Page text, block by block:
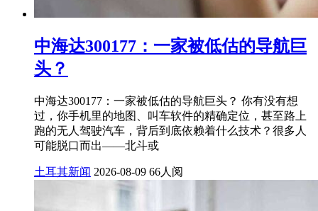
中海达300177：一家被低估的导航巨
头？
中海达300177：一家被低估的导航巨头？ 你有没有想
过，你手机里的地图、叫车软件的精确定位，甚至路上
跑的无人驾驶汽车，背后到底依赖着什么技术？很多人
可能脱口而出——北斗或
土耳其新闻 2026-08-09 66人阅